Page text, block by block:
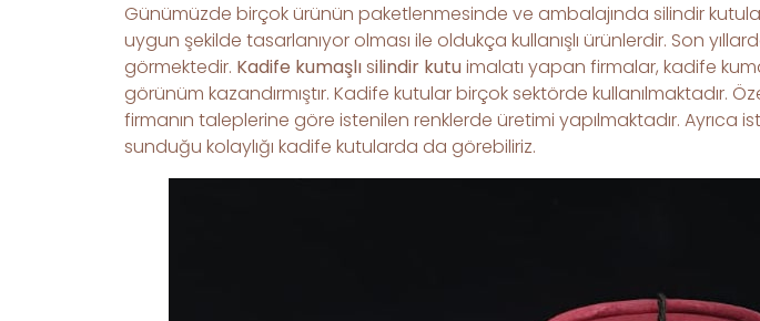
Günümüzde birçok ürünün paketlenmesinde ve ambalajında silindir
uygun şekilde tasarlanıyor olması ile oldukça kullanışlı ürünlerdir. Son
görmektedir. Kadife kumaşlısilindir kutuimalatı yapan firmalar, kadife
görünüm kazandırmıştır. Kadife kutular birçok sektörde kullanılmaktadır.
firmanın taleplerine göre istenilen renklerde üretimi yapılmaktadır.
sunduğu kolaylığı kadife kutularda da görebiliriz.